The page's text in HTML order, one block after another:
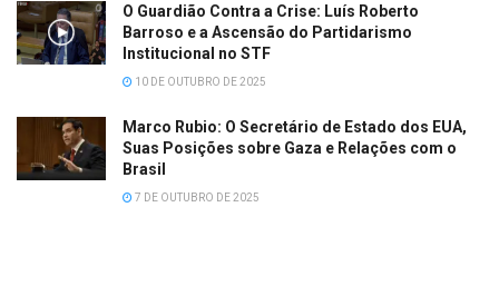
O Guardião Contra a Crise: Luís Roberto
Barroso e a Ascensão do Partidarismo
Institucional no STF
10 DE OUTUBRO DE 2025
Marco Rubio: O Secretário de Estado dos EUA,
Suas Posições sobre Gaza e Relações com o
Brasil
7 DE OUTUBRO DE 2025